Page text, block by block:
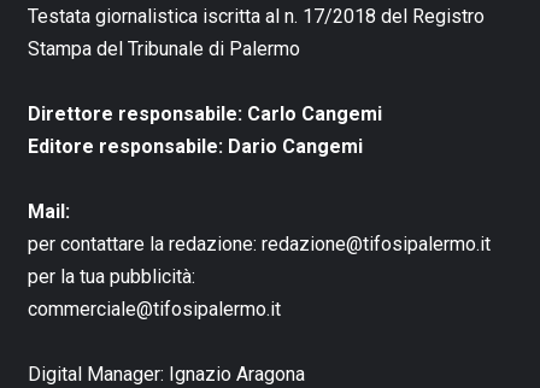
Testata giornalistica iscritta al n. 17/2018 del Registro
Stampa del Tribunale di Palermo
Direttore responsabile: Carlo Cangemi
Editore responsabile: Dario Cangemi
Mail:
per contattare la redazione: redazione@tifosipalermo.it
per la tua pubblicità:
commerciale@tifosipalermo.it
Digital Manager: Ignazio Aragona